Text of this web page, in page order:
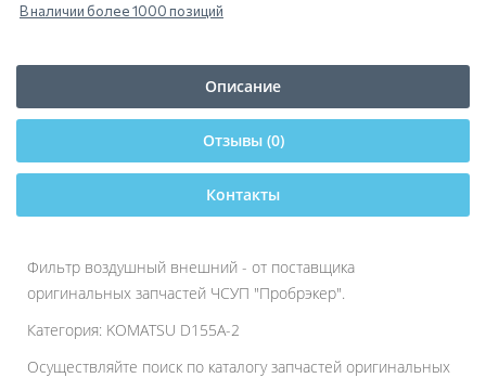
В наличии более 1000 позиций
Описание
Отзывы (0)
Контакты
Фильтр воздушный внешний - от поставщика
оригинальных запчастей ЧСУП "Пробрэкер".
Категория: KOMATSU D155A-2
Осуществляйте поиск по каталогу запчастей оригинальных